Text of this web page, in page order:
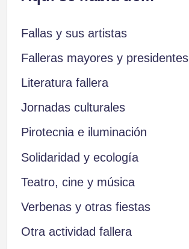
Fallas y sus artistas
Falleras mayores y presidentes
Literatura fallera
Jornadas culturales
Pirotecnia e iluminación
Solidaridad y ecología
Teatro, cine y música
Verbenas y otras fiestas
Otra actividad fallera